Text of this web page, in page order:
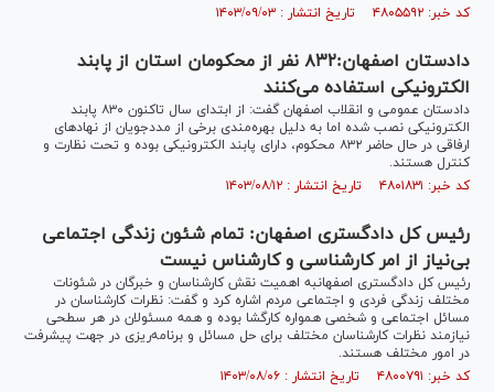
کد خبر: ۴۸۰۵۵۹۲ تاریخ انتشار : ۱۴۰۳/۰۹/۰۳
دادستان اصفهان:۸۳۲ نفر از محکومان استان از پابند
الکترونیکی استفاده می‌کنند
دادستان عمومی و انقلاب اصفهان گفت: از ابتدای سال تاکنون ۸۳۰ پابند
الکترونیکی نصب شده اما به دلیل بهره‌مندی برخی از مددجویان از نهاد‌های
ارفاقی در حال حاضر ۸۳۲ محکوم، دارای پابند الکترونیکی بوده و تحت نظارت و
کنترل هستند.
کد خبر: ۴۸۰۱۸۳۱ تاریخ انتشار : ۱۴۰۳/۰۸/۱۲
رئیس کل دادگستری اصفهان: تمام شئون زندگی اجتماعی
بی‌نیاز از امر کارشناسی و کارشناس نیست
رئیس کل دادگستری اصفهانبه اهمیت نقش کارشناسان و خبرگان در شئونات
مختلف زندگی فردی و اجتماعی مردم اشاره کرد و گفت: نظرات کارشناسان در
مسائل اجتماعی و شخصی همواره کارگشا بوده و همه مسئولان در هر سطحی
نیازمند نظرات کارشناسان مختلف برای حل مسائل و برنامه‌ریزی در جهت پیشرفت
در امور مختلف هستند.
کد خبر: ۴۸۰۰۷۹۱ تاریخ انتشار : ۱۴۰۳/۰۸/۰۶